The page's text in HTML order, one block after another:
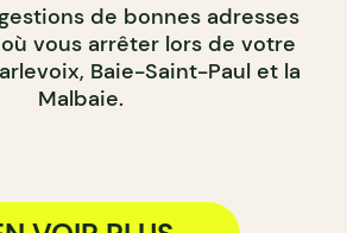
de bonnes adresses
vous arrêter lors de votre
Baie-Saint-Paul et la
Malbaie.